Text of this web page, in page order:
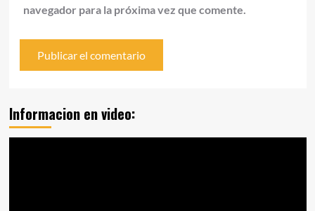
navegador para la próxima vez que comente.
Informacion en video: